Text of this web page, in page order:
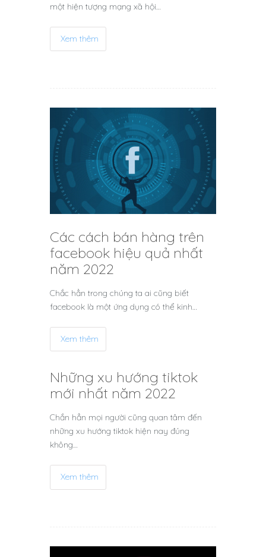
một hiện tượng mạng xã hội…
Xem thêm
Các cách bán hàng trên
facebook hiệu quả nhất
năm 2022
Chắc hẳn trong chúng ta ai cũng biết
facebook là một ứng dụng có thể kinh…
Xem thêm
Những xu hướng tiktok
mới nhất năm 2022
Chắn hẳn mọi người cũng quan tâm đến
những xu hướng tiktok hiện nay đúng
không…
Xem thêm